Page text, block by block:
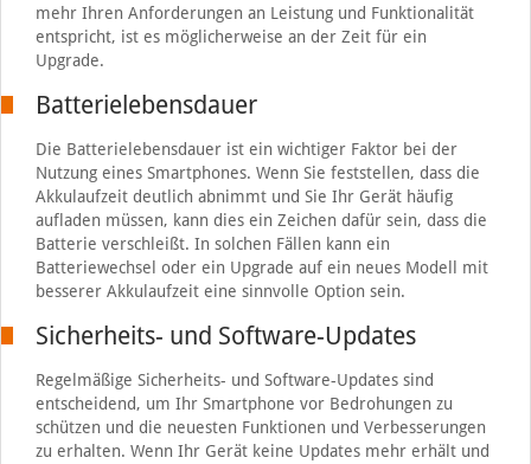
mehr Ihren Anforderungen an Leistung und Funktionalität
entspricht, ist es möglicherweise an der Zeit für ein
Upgrade.
Batterielebensdauer
Die Batterielebensdauer ist ein wichtiger Faktor bei der
Nutzung eines Smartphones. Wenn Sie feststellen, dass die
Akkulaufzeit deutlich abnimmt und Sie Ihr Gerät häufig
aufladen müssen, kann dies ein Zeichen dafür sein, dass die
Batterie verschleißt. In solchen Fällen kann ein
Batteriewechsel oder ein Upgrade auf ein neues Modell mit
besserer Akkulaufzeit eine sinnvolle Option sein.
Sicherheits- und Software-Updates
Regelmäßige Sicherheits- und Software-Updates sind
entscheidend, um Ihr Smartphone vor Bedrohungen zu
schützen und die neuesten Funktionen und Verbesserungen
zu erhalten. Wenn Ihr Gerät keine Updates mehr erhält und